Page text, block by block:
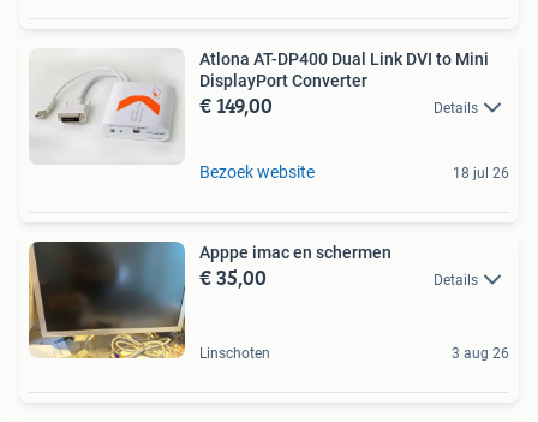
Atlona AT-DP400 Dual Link DVI to Mini
DisplayPort Converter
€ 149,00 Details
Bezoek website 18 jul 26
Apppe imac en schermen
€ 35,00 Details
Linschoten 3 aug 26